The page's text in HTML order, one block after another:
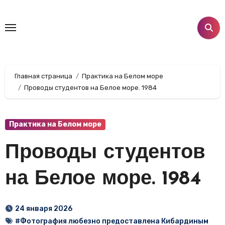
содержанию
Главная страница
Практика на Белом море
Проводы студентов на Белое море. 1984
Практика на Белом море
Проводы студентов
на Белое море. 1984
24 января 2026
#Фотография любезно предоставлена Кибардиным